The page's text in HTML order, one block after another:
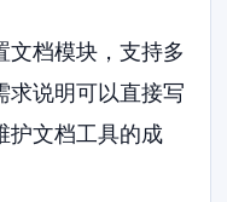
文档模块，支持多
求说明可以直接写
护文档工具的成